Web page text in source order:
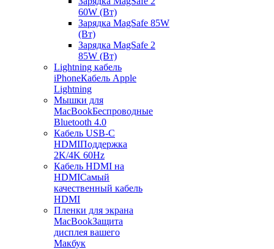
60W (Вт)
Зарядка MagSafe 85W
(Вт)
Зарядка MagSafe 2
85W (Вт)
Lightning кабель
iPhoneКабель Apple
Lightning
Мышки для
MacBookБеспроводные
Bluetooth 4.0
Кабель USB-C
HDMIПоддержка
2K/4K 60Hz
Кабель HDMI на
HDMIСамый
качественный кабель
HDMI
Пленки для экрана
MacBookЗащита
дисплея вашего
Макбук